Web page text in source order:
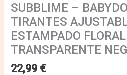
SUBBLIME –
TIRANTES
ESTAMPADO
TRANSPARENTE
22,99 €